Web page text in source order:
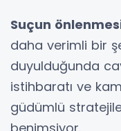
Suçun
daha verimli bir
duyulduğunda
istihbaratı ve
güdümlü